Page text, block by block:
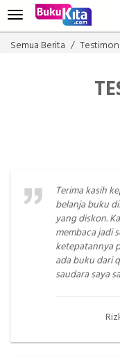
Semua Berita
Terima kasih
belanja buku
yang diskon.
membaca jadi
ketepatannya
ada buku dari
saudara saya